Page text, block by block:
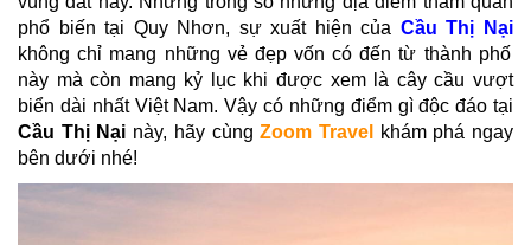
phổ biến tại Quy Nhơn, sự xuất hiện của Cầu Thị Nại
không chỉ mang những vẻ đẹp vốn có đến từ thành phố
này mà còn mang kỷ lục khi được xem là cây cầu vượt
biển dài nhất Việt Nam. Vậy có những điểm gì độc đáo tại
Cầu Thị Nại này, hãy cùngZoom Travel
khám phá ngay
bên dưới nhé!